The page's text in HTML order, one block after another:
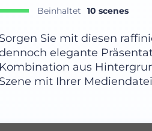
Beinhaltet 10 scenes
Sorgen Sie mit diesen
elegante
Kombination aus
Szene mit Ihrer